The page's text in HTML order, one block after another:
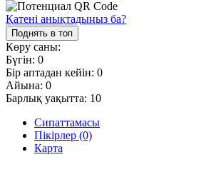
Қатені анықтадыңыз ба?
Поднять в топ
Көру саны:
Бүгін: 0
Бір аптадан кейін: 0
Айына: 0
Барлық уақытта: 10
Сипаттамасы
Пікірлер (0)
Карта